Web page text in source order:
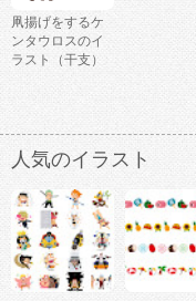
凧揚げをするケ
ンタウロスのイ
ラスト（干支）
人気のイラスト